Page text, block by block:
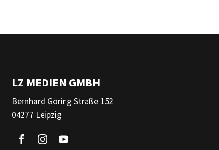
LZ MEDIEN GMBH
Bernhard Göring Straße 152
04277 Leipzig